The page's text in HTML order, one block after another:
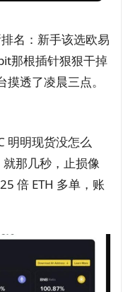
名：新手该选欧易
那根插针狠狠干掉
透了凌晨三点。
明明现货没怎么
那几秒，止损像
倍 ETH 多单，账